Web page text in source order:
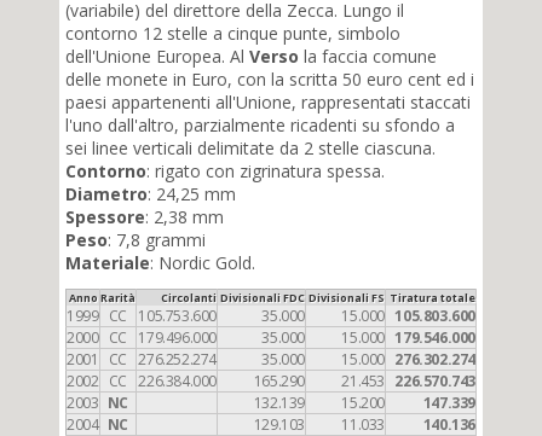
(variabile) del direttore della Zecca. Lungo il
contorno 12 stelle a cinque punte, simbolo
dell'Unione Europea. Al Verso la faccia comune
delle monete in Euro, con la scritta 50 euro cent ed i
paesi appartenenti all'Unione, rappresentati staccati
l'uno dall'altro, parzialmente ricadenti su sfondo a
sei linee verticali delimitate da 2 stelle ciascuna.
Contorno: rigato con zigrinatura spessa.
Diametro: 24,25 mm
Spessore: 2,38 mm
Peso: 7,8 grammi
Materiale: Nordic Gold.
AnnoRarità Circolanti Divisionali FDC Divisionali FS Tiratura totale
1999 CC 105.753.600 35.000 15.000 105.803.600
2000 CC 179.496.000 35.000 15.000 179.546.000
2001
CC 276.252.274 35.000 15.000 276.302.274
2002 CC 226.384.000 165.290 21.453 226.570.743
2003 NC 132.139 15.200
147.339
2004 NC 129.103 11.033
140.136